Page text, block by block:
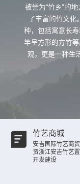
被誉为“竹乡”的
了丰富的竹文化
种，包括寓意长
竿呈方形的方竹
观，更是一种生
竹艺商城
安吉国际竹艺商
资浙江安吉竹艺
开发建设